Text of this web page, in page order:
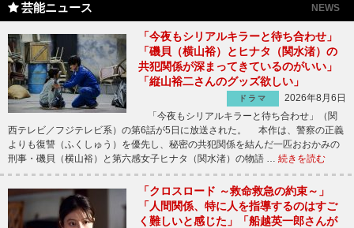
芸能ニュース NEWS
「今夜もシリアルキラーと待ち合わせ」
「磯貝（横山裕）とヒナタ（関水渚）の
共犯関係が深まってきているのがいい」
「縦山裕二さんのグッズ欲しい」
ドラマ
2026年8月6日
「今夜もシリアルキラーと待ち合わせ」（関
西テレビ／フジテレビ系）の第6話が5日に放送された。 本作は、警察の正義
よりも復讐（ふくしゅう）を優先し、秘密の共犯関係を結んだ一匹おおかみの
刑事・磯貝（横山裕）と第六感女子ヒナタ（関水渚）の物語 … 続きを読む
「クロスロード ～救命救急の約束～」
「人間関係、特に人を指導するのはすご
く難しいと感じた」「船越英一郎さんが